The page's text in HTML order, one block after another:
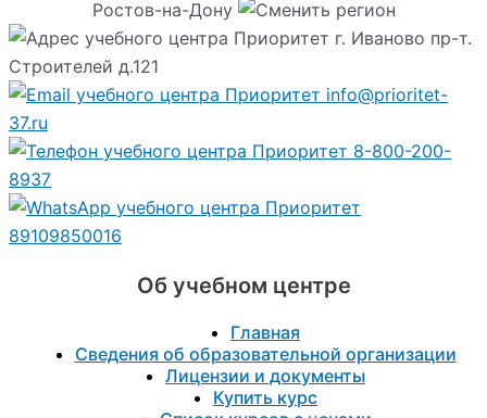
Ростов-на-Дону
г. Иваново пр-т.
Строителей д.121
info@prioritet-
37.ru
8-800-200-
8937
89109850016
Об учебном центре
Главная
Сведения об образовательной организации
Лицензии и документы
Купить курс